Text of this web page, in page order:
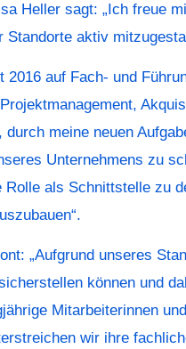
Heller sagt: „Ich freue
aktiv
auf Fach- und
meine neuen
Unternehmens zu
als Schnittstelle zu
„Aufgrund unseres
können und
Mitarbeiterinnen
wir ihre